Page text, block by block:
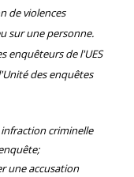
de violences
sur une personne.
enquêteurs de l'UES
des enquêtes
criminelle
une accusation